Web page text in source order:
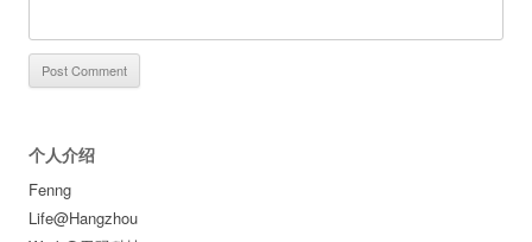
个人介绍
Fenng
Life@Hangzhou